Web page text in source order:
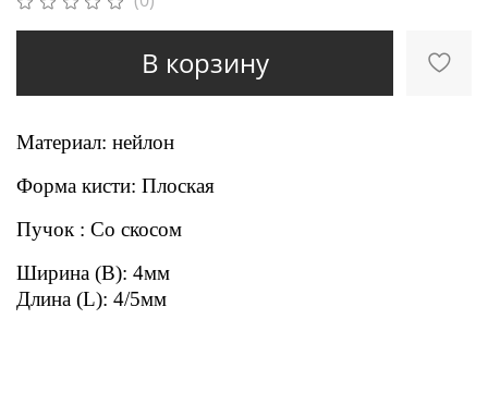
В корзину
Материал: нейлон
Форма кисти: Плоская
Пучок : Со скосом
Ширина (B): 4мм
Длина (L): 4/5мм